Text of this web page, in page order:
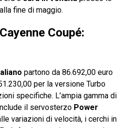
fine di maggio.
Coupé:
partono da 86.692,00 euro
per la versione Turbo
specifiche. L’ampia gamma di
il servosterzo Power
variazioni di velocità, i cerchi in